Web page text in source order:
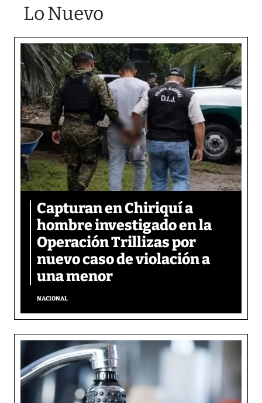
Lo Nuevo
Capturan en Chiriquí a
hombre investigado en la
Operación Trillizas por
nuevo caso de violación a
una menor
NACIONAL